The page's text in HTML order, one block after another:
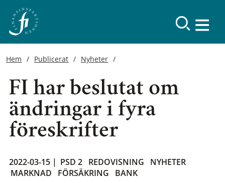
Hem Publicerat Nyheter
FI har beslutat om
ändringar i fyra
föreskrifter
2022-03-15 | PSD 2 REDOVISNING
NYHETER
MARKNAD
FÖRSÄKRING BANK